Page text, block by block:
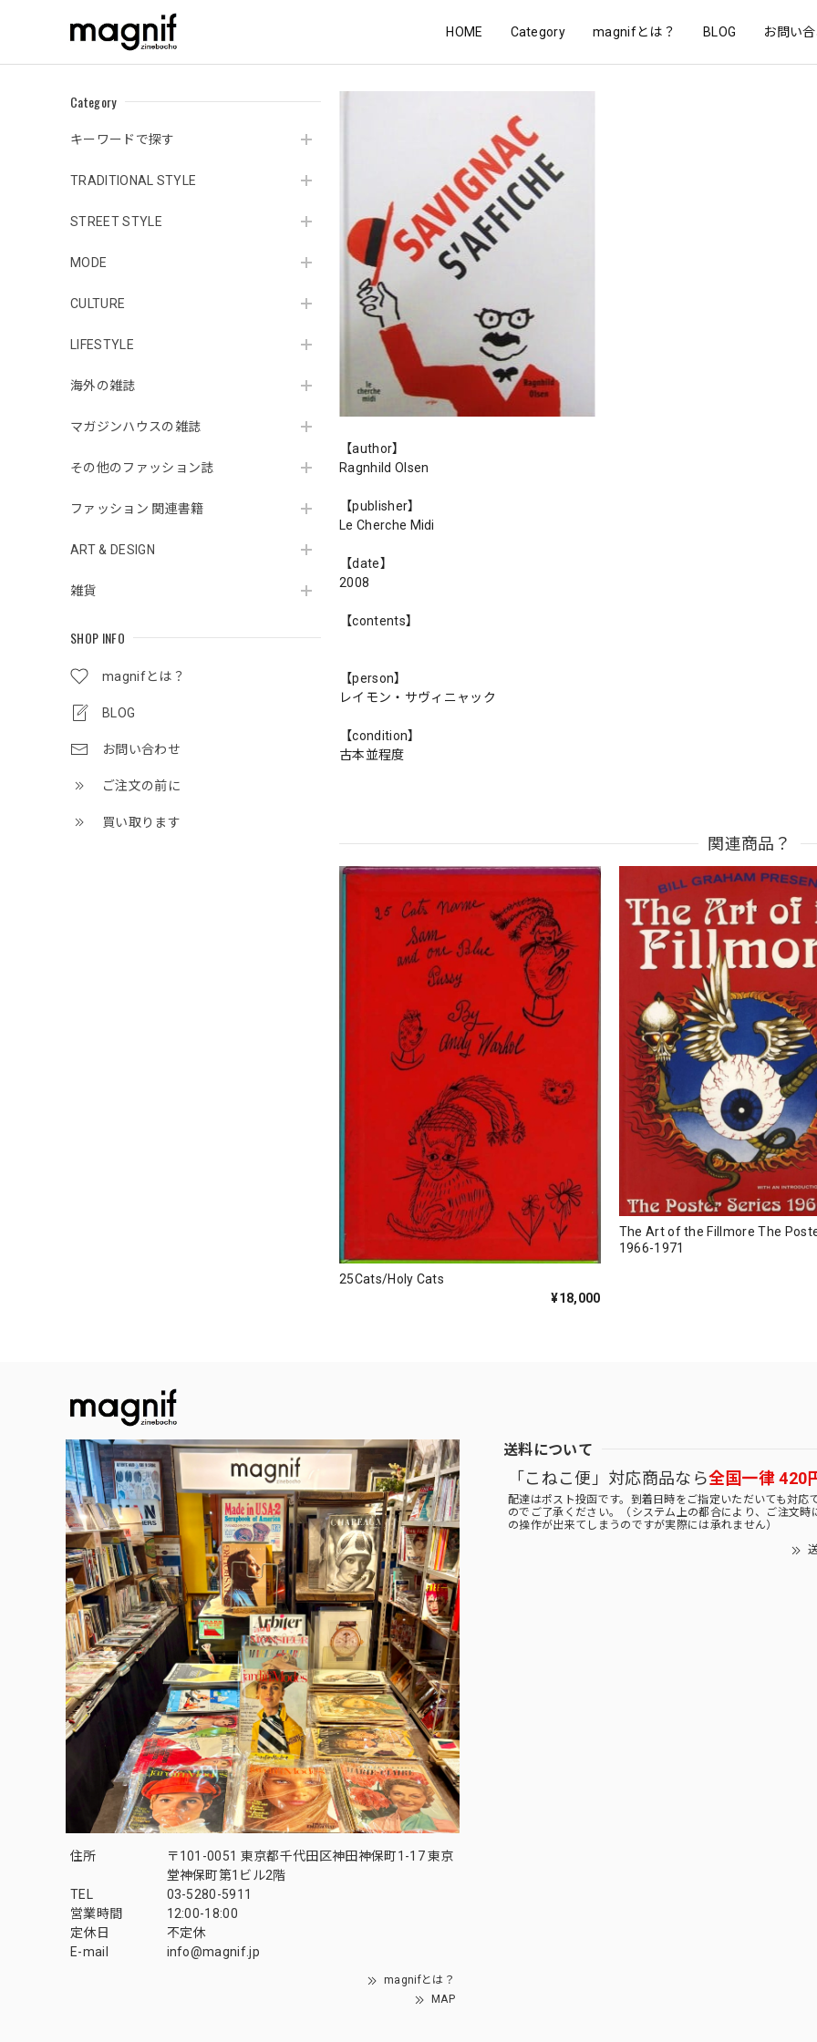
HOME Category magnifとは？ BLOG お問い
Category
キーワードで探す
TRADITIONAL STYLE
STREET STYLE
MODE
CULTURE
LIFESTYLE
海外の雑誌
マガジンハウスの雑誌
その他のファッション誌
ファッション 関連書籍
ART & DESIGN
雑貨
SHOP INFO
magnifとは？
BLOG
お問い合わせ
ご注文の前に
買い取ります
【author】
Ragnhild Olsen
【publisher】
Le Cherche Midi
【date】
2008
【contents】
【person】
レイモン・サヴィニャック
【condition】
古本並程度
関連商品？
25Cats/Holy Cats
¥18,000
The Art of the Fillmore The
1966-1971
住所
〒101-0051 東京都千代田区神田神保町1-17 東京
堂神保町第1ビル2階
TEL
03-5280-5911
営業時間
12:00-18:00
定休日
不定休
E-mail
info@magnif.jp
magnifとは？
MAP
送料について
「こねこ便」対応商品なら全国一律 420
配達はポスト投函です。到着日時をご指定いただいても対応
のでご了承ください。（システム上の都合により、ご注文時
の操作が出来てしまうのですが実際には承れません）